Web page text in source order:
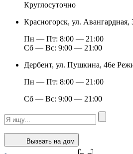
Круглосуточно
Красногорск, ул. Авангардная,
Пн — Пт: 8:00 — 21:00
Сб — Вс: 9:00 — 21:00
Дербент, ул. Пушкина, 46е
Пн — Пт: 8:00 — 21:00
Сб — Вс: 9:00 — 21:00
Вызвать на дом